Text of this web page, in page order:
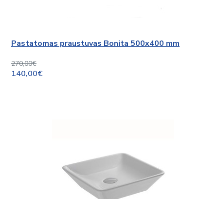
Pastatomas praustuvas Bonita 500x400 mm
270,00€
140,00€